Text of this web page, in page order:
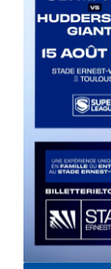
Saison(s) au club
2025, 2026
Luke Polselli est
poste de demi et
international
provenance des
Luke commence
Harbord Devils.
New South Wales
saison d’après, il
an, avant de
joue quatre
l’antichambre de
européen avec